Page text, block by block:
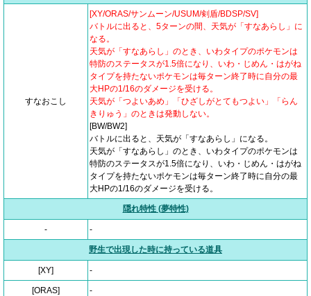
すなおこし
[XY/ORAS/サンムーン/USUM/剣盾/BDSP/SV]
バトルに出ると、5ターンの間、天気が「すなあらし」に
なる。
天気が「すなあらし」のとき、いわタイプのポケモンは
特防のステータスが1.5倍になり、いわ・じめん・はがね
タイプを持たないポケモンは毎ターン終了時に自分の最
大HPの1/16のダメージを受ける。
天気が「つよいあめ」「ひざしがとてもつよい」「らん
きりゅう」のときは発動しない。
[BW/BW2]
バトルに出ると、天気が「すなあらし」になる。
天気が「すなあらし」のとき、いわタイプのポケモンは
特防のステータスが1.5倍になり、いわ・じめん・はがね
タイプを持たないポケモンは毎ターン終了時に自分の最
大HPの1/16のダメージを受ける。
隠れ特性 (夢特性)
- -
野生で出現した時に持っている道具
[XY] -
[ORAS] -